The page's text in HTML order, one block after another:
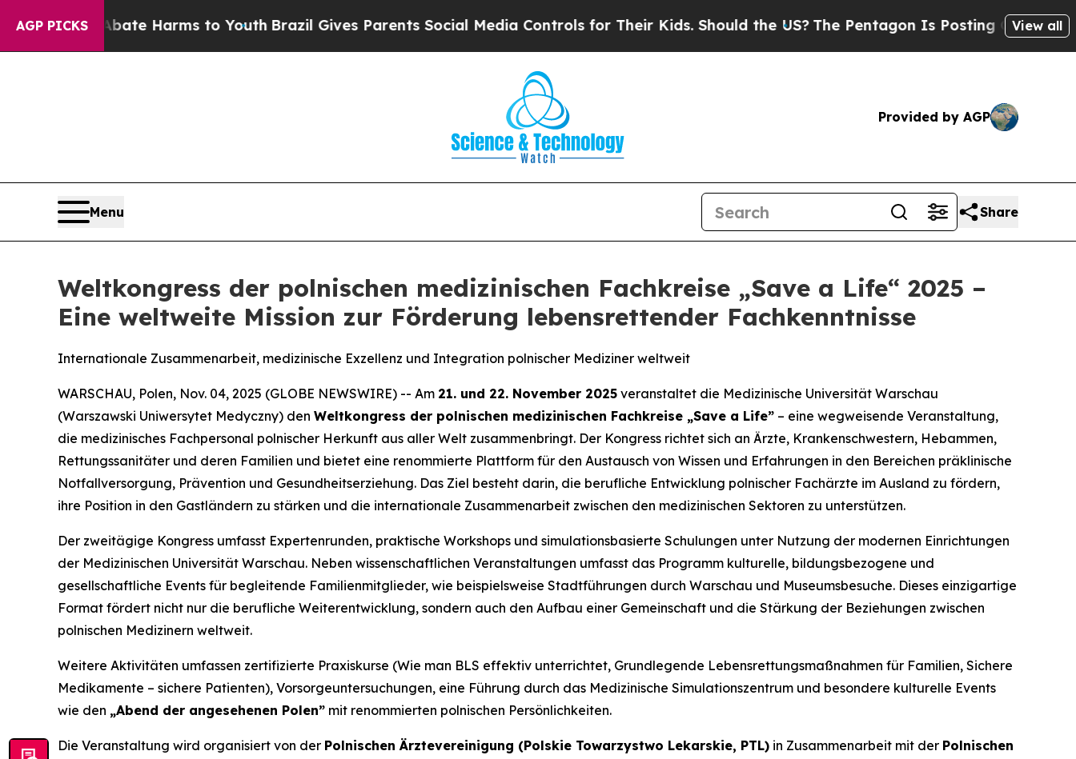
AGP PICKS
to Abate Harms to Youth Brazil Gives Parents Social Media Controls for Their Kids. Should the US?The Pentagon Is Posting Cryptic Biblical
View all
Provided by AGP
Menu Share
Weltkongress der polnischen medizinischen Fachkreise „Save a Life“ 2025 –
Eine weltweite Mission zur Förderung lebensrettender Fachkenntnisse
Internationale Zusammenarbeit, medizinische Exzellenz und Integration polnischer Mediziner weltweit
WARSCHAU, Polen, Nov. 04, 2025 (GLOBE NEWSWIRE) -- Am 21. und 22. November 2025 veranstaltet die Medizinische Universität Warschau
(Warszawski Uniwersytet Medyczny) den Weltkongress der polnischen medizinischen Fachkreise „Save a Life” – eine wegweisende Veranstaltung,
die medizinisches Fachpersonal polnischer Herkunft aus aller Welt zusammenbringt. Der Kongress richtet sich an Ärzte, Krankenschwestern, Hebammen,
Rettungssanitäter und deren Familien und bietet eine renommierte Plattform für den Austausch von Wissen und Erfahrungen in den Bereichen präklinische
Notfallversorgung, Prävention und Gesundheitserziehung. Das Ziel besteht darin, die berufliche Entwicklung polnischer Fachärzte im Ausland zu fördern,
ihre Position in den Gastländern zu stärken und die internationale Zusammenarbeit zwischen den medizinischen Sektoren zu unterstützen.
Der zweitägige Kongress umfasst Expertenrunden, praktische Workshops und simulationsbasierte Schulungen unter Nutzung der modernen Einrichtungen
der Medizinischen Universität Warschau. Neben wissenschaftlichen Veranstaltungen umfasst das Programm kulturelle, bildungsbezogene und
gesellschaftliche Events für begleitende Familienmitglieder, wie beispielsweise Stadtführungen durch Warschau und Museumsbesuche. Dieses einzigartige
Format fördert nicht nur die berufliche Weiterentwicklung, sondern auch den Aufbau einer Gemeinschaft und die Stärkung der Beziehungen zwischen
polnischen Medizinern weltweit.
Weitere Aktivitäten umfassen zertifizierte Praxiskurse (Wie man BLS effektiv unterrichtet, Grundlegende Lebensrettungsmaßnahmen für Familien, Sichere
Medikamente – sichere Patienten), Vorsorgeuntersuchungen, eine Führung durch das Medizinische Simulationszentrum und besondere kulturelle Events
wie den „Abend der angesehenen Polen” mit renommierten polnischen Persönlichkeiten.
Die Veranstaltung wird organisiert von der Polnischen Ärztevereinigung (Polskie Towarzystwo Lekarskie, PTL) in Zusammenarbeit mit der Polnischen